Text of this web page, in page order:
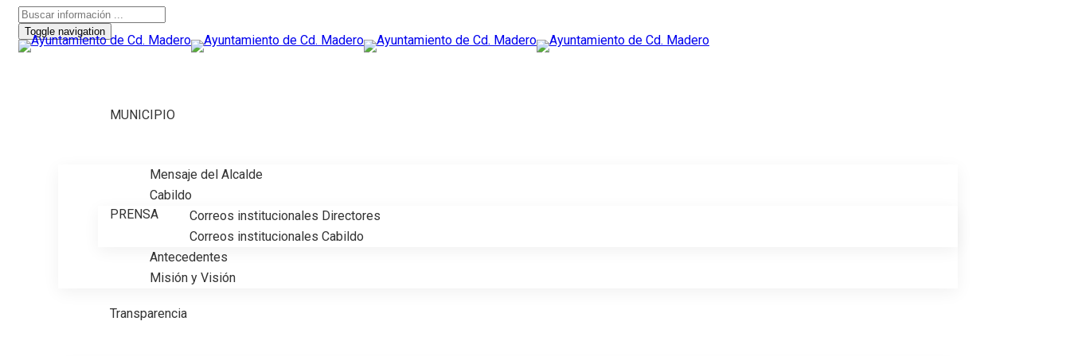
Toggle navigation
MUNICIPIO
Mensaje del Alcalde
Cabildo
Correos institucionales Directores
Correos institucionales Cabildo
Antecedentes
Misión y Visión
PRENSA
Transparencia